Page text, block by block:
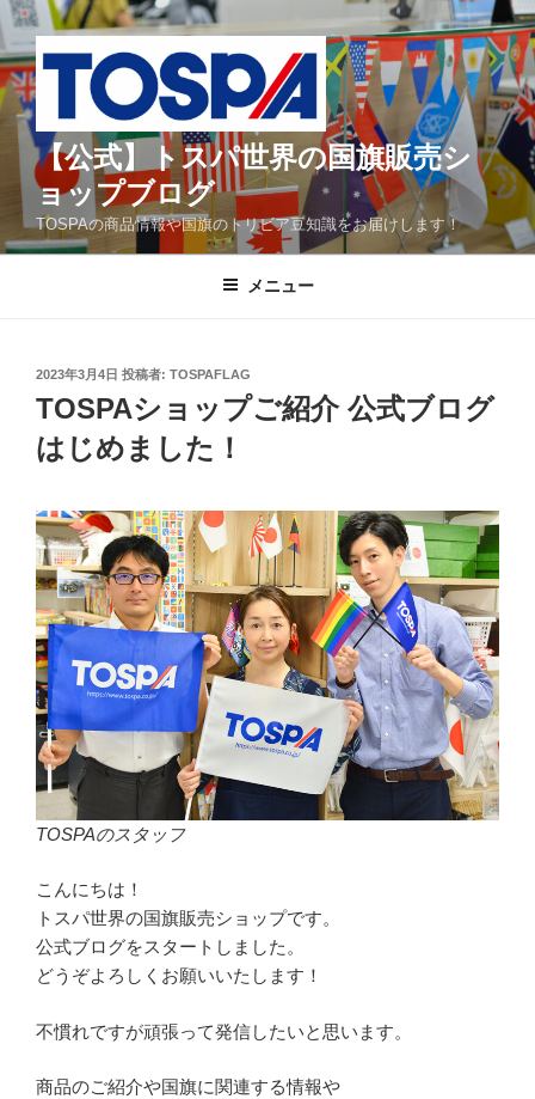
コ
ン
テ
ン
ッ
【公式】トスパ世界の国旗販売シ
ョップブログ
TOSPAの商品情報や国旗のトリビア豆知識をお届けします！
メニュー
投
稿
日:
2023年3月4日 投稿者: TOSPAFLAG
TOSPAショップご紹介 公式ブログ
はじめました！
TOSPAのスタッフ
こんにちは！
トスパ世界の国旗販売ショップです。
公式ブログをスタートしました。
どうぞよろしくお願いいたします！
不慣れですが頑張って発信したいと思います。
商品のご紹介や国旗に関連する情報や